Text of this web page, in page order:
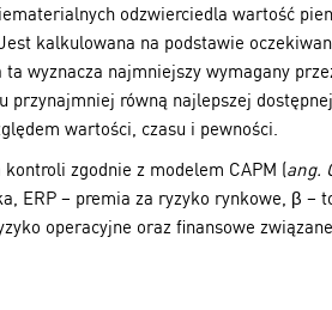
odzwierciedla wartość
kalkulowana na podstawie
wyznacza najmniejszy wymagany
przynajmniej równą najlepszej
wartości, czasu i pewności.
kontroli zgodnie z modelem CAPM (ang.
ERP – premia za ryzyko rynkowe, β
operacyjne oraz finansowe